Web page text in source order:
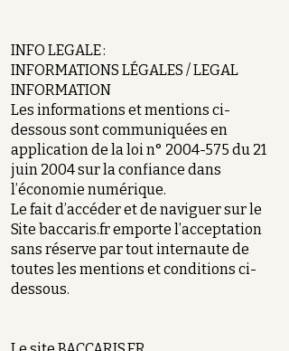
INFO LEGALE :
INFORMATIONS LÉGALES / LEGAL
INFORMATION
Les informations et mentions ci-
dessous sont communiquées en
application de la loi n° 2004-575 du 21
juin 2004 sur la confiance dans
l’économie numérique.
Le fait d’accéder et de naviguer sur le
Site baccaris.fr emporte l’acceptation
sans réserve par tout internaute de
toutes les mentions et conditions ci-
dessous.